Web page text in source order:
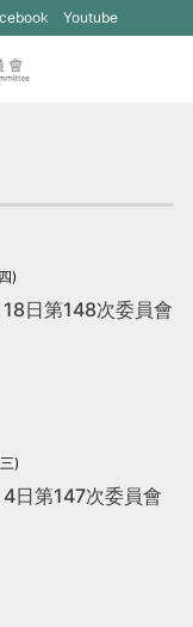
(另
一
Youtube
)
18日第148次委員會
)
4日第147次委員會